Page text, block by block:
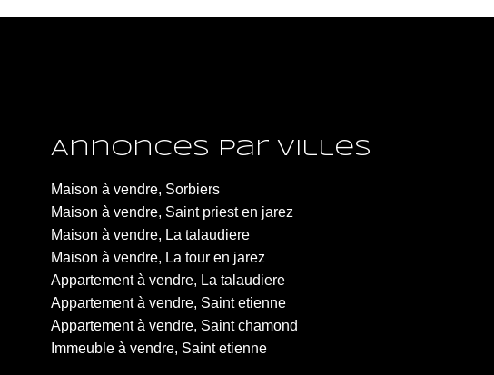
Annonces par villes
Maison à vendre, Sorbiers
Maison à vendre, Saint priest en jarez
Maison à vendre, La talaudiere
Maison à vendre, La tour en jarez
Appartement à vendre, La talaudiere
Appartement à vendre, Saint etienne
Appartement à vendre, Saint chamond
Immeuble à vendre, Saint etienne